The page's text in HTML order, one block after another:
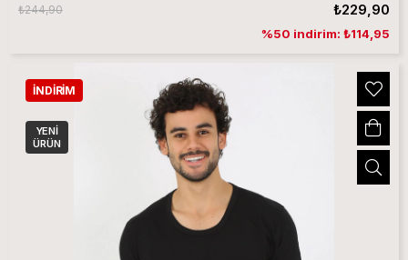
₺229,90
₺244,90
%50 indirim: ₺114,95
İNDIRIM
YENI
ÜRÜN